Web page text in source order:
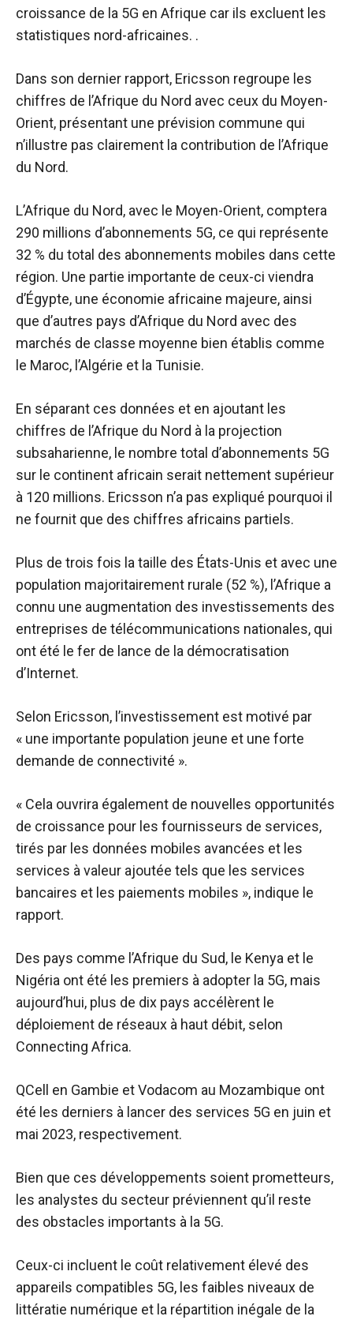
croissance de la 5G en Afrique car ils excluent les
statistiques nord-africaines. .
Dans son dernier rapport, Ericsson regroupe les
chiffres de l’Afrique du Nord avec ceux du Moyen-
Orient, présentant une prévision commune qui
n’illustre pas clairement la contribution de l’Afrique
du Nord.
L’Afrique du Nord, avec le Moyen-Orient, comptera
290 millions d’abonnements 5G, ce qui représente
32 % du total des abonnements mobiles dans cette
région. Une partie importante de ceux-ci viendra
d’Égypte, une économie africaine majeure, ainsi
que d’autres pays d’Afrique du Nord avec des
marchés de classe moyenne bien établis comme
le Maroc, l’Algérie et la Tunisie.
En séparant ces données et en ajoutant les
chiffres de l’Afrique du Nord à la projection
subsaharienne, le nombre total d’abonnements 5G
sur le continent africain serait nettement supérieur
à 120 millions. Ericsson n’a pas expliqué pourquoi il
ne fournit que des chiffres africains partiels.
Plus de trois fois la taille des États-Unis et avec une
population majoritairement rurale (52 %), l’Afrique a
connu une augmentation des investissements des
entreprises de télécommunications nationales, qui
ont été le fer de lance de la démocratisation
d’Internet.
Selon Ericsson, l’investissement est motivé par
« une importante population jeune et une forte
demande de connectivité ».
« Cela ouvrira également de nouvelles opportunités
de croissance pour les fournisseurs de services,
tirés par les données mobiles avancées et les
services à valeur ajoutée tels que les services
bancaires et les paiements mobiles », indique le
rapport.
Des pays comme l’Afrique du Sud, le Kenya et le
Nigéria ont été les premiers à adopter la 5G, mais
aujourd’hui, plus de dix pays accélèrent le
déploiement de réseaux à haut débit, selon
Connecting Africa.
QCell en Gambie et Vodacom au Mozambique ont
été les derniers à lancer des services 5G en juin et
mai 2023, respectivement.
Bien que ces développements soient prometteurs,
les analystes du secteur préviennent qu’il reste
des obstacles importants à la 5G.
Ceux-ci incluent le coût relativement élevé des
appareils compatibles 5G, les faibles niveaux de
littératie numérique et la répartition inégale de la